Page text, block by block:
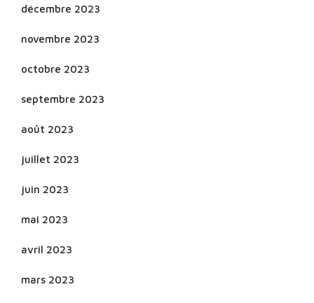
décembre 2023
novembre 2023
octobre 2023
septembre 2023
août 2023
juillet 2023
juin 2023
mai 2023
avril 2023
mars 2023